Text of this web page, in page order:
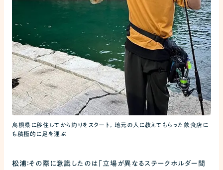
島根県に移住してから釣りをスタート。地元の人に教えてもらった飲食店に
も積極的に足を運ぶ
松浦：その際に意識したのは「立場が異なるステークホルダー間